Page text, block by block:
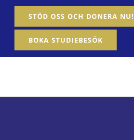
Fortsätt
innehållet
STÖD OSS OCH DONERA NU!
BOKA STUDIEBESÖK